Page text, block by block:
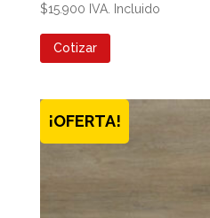
$15.900 IVA. Incluido
Cotizar
¡OFERTA!